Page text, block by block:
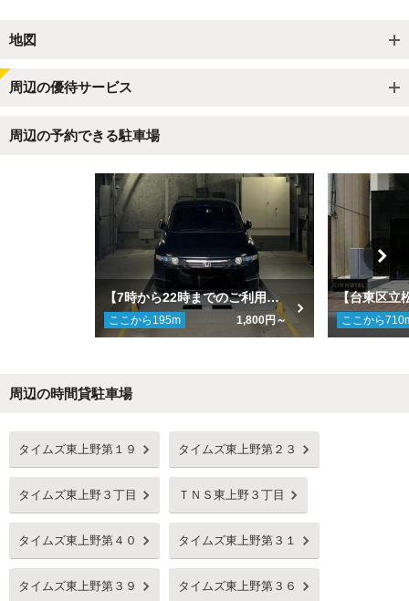
地図
周辺の優待サービス
周辺の予約できる駐車場
【7時から22時までのご利用】【土日・祝日用】日本車庫アパホテル〈上野駅前〉駐車場
ここから 195m 1,800円～ ここから710
周辺の時間貸駐車場
タイムズ東上野第１９ タイムズ東上野第２３
タイムズ東上野３丁目 ＴＮＳ東上野３丁目
タイムズ東上野第４０ タイムズ東上野第３１
タイムズ東上野第３９ タイムズ東上野第３６